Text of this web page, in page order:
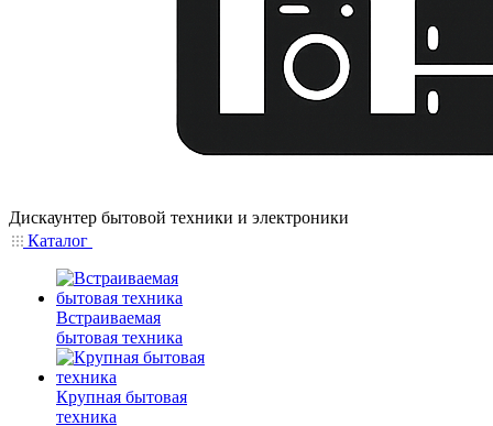
Дискаунтер бытовой техники и электроники
Каталог
Встраиваемая
бытовая техника
Крупная бытовая
техника